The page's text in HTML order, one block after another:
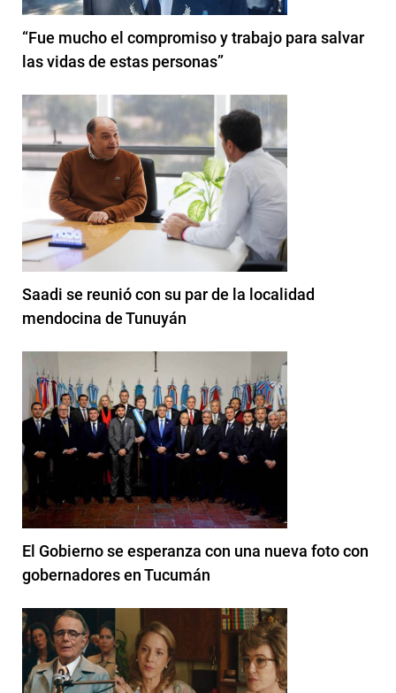
“Fue mucho el compromiso y trabajo para salvar
las vidas de estas personas”
Saadi se reunió con su par de la localidad
mendocina de Tunuyán
El Gobierno se esperanza con una nueva foto con
gobernadores en Tucumán